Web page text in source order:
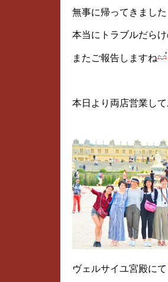
無事に帰ってきまし
本当にトラブルだら
またご報告しますね
本日より両店営業し
ヴェルサイユ宮殿にて